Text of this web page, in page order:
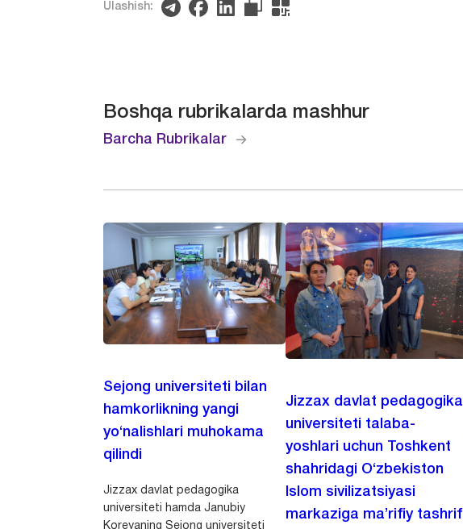
Ulashish:
Boshqa rubrikalarda mashhur
Barcha Rubrikalar
Sejong universiteti bilan
hamkorlikning yangi
yo‘nalishlari muhokama
qilindi
Jizzax davlat pedagogika
universiteti hamda Janubiy
Koreyaning Sejong universiteti
Jizzax davlat pedagogika
universiteti talaba-
yoshlari uchun Toshkent
shahridagi O‘zbekiston
Islom sivilizatsiyasi
markaziga ma’rifiy tashrif